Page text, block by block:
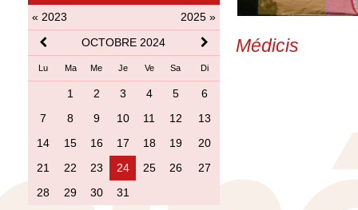
« 2023
2025 »
OCTOBRE 2024
Lu Ma Me Je Ve Sa Di
1 2 3 4 5
6
7
8 9 10 11 12
13
14
15 16 17 18 19
20
21
22 23 24 25 26
27
28
29 30 31
Médicis